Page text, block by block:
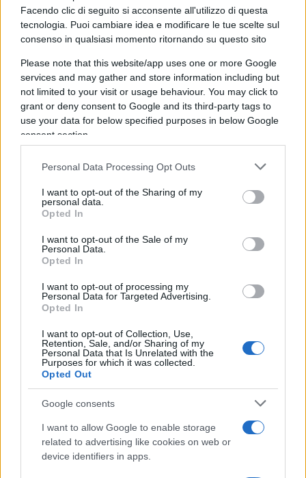
Facendo clic di seguito si acconsente all'utilizzo di questa
tecnologia. Puoi cambiare idea e modificare le tue scelte sul
consenso in qualsiasi momento ritornando su questo sito
Please note that this website/app uses one or more Google
services and may gather and store information including but
not limited to your visit or usage behaviour. You may click to
grant or deny consent to Google and its third-party tags to
use your data for below specified purposes in below Google
consent section.
Personal Data Processing Opt Outs
I want to opt-out of the Sharing of my
personal data.
Opted In
I want to opt-out of the Sale of my
Personal Data.
Opted In
I want to opt-out of processing my
Personal Data for Targeted Advertising.
Opted In
I want to opt-out of Collection, Use,
Retention, Sale, and/or Sharing of my
Personal Data that Is Unrelated with the
Purposes for which it was collected.
Opted Out
Google consents
I want to allow Google to enable storage
related to advertising like cookies on web or
device identifiers in apps.
tutta l’Italia, con l’eccezione della Città del
Vaticano: così Sant’Egidio, che con Francesco è
una cosa sola, sa cosa fare]. «Ciò che sta
accadendo è che milioni di persone perdono il
lavoro a causa delle varie conseguenze del
cambiamento climatico (sic!): l’innalzamento del
livello del mare, la siccità e molti altri fenomeni
(sic) che colpiscono il pianeta hanno lasciato
transizione verso forme di energia rinnovabile,
ben gestita, così come tutti gli sforzi per adattarsi
ai danni del cambiamento climatico, sono in
diversi settori. Per questo è necessario che i
politici e gli imprenditori se ne occupino subito».
tutta una invettiva costruita più su pregiudizi che
su dati di fatto, invero inesistenti o inconsistenti,
sorretti da rari dettagli, che paiono buttati in
mezzo tanto per fare scena, per dare credibilità
all’anatema continuo, ma egualmente discutibili,
anzi contestabili, abbeverandosi il Papa a pozzi
avvelenati, notoriamente, quali i rapporto 2023